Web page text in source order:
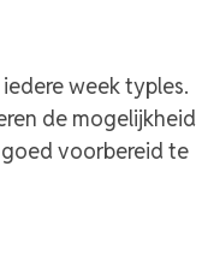
week typles.
de mogelijkheid
voorbereid te